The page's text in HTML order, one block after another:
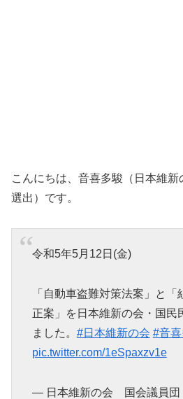
こんにちは、音喜多駿（日本維
選出）です。
令和5年5月12日(金)
「自動車盗難対策法案」と
正案」を日本維新の会・国民
ました。 #日本維新の会 #音
pic.twitter.com/1eSpaxzv1e
— 日本維新の会 国会議員団